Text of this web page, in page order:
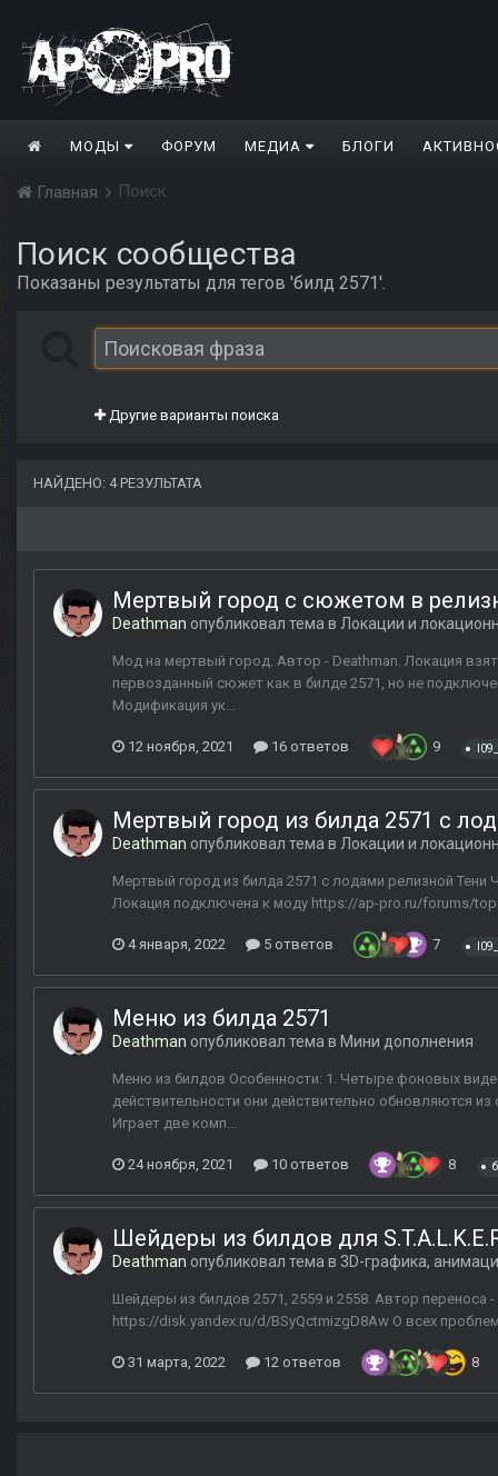
МОДЫ ФОРУМ МЕДИА БЛОГИ
Главная Поиск
Поиск сообщества
Показаны результаты для тегов 'билд 2571'.
Другие варианты поиска
НАЙДЕНО: 4 РЕЗУЛЬТАТА
Мертвый город с сюжетом в
Deathman опубликовал тема в Локации и
Мод на мертвый город. Автор - Deathman. Локация
первозданный сюжет как в билде 2571, но не
Модификация ук...
12 ноября, 2021 16 ответов 9
Мертвый город из билда 2571 с
Deathman опубликовал тема в Локации и
Мертвый город из билда 2571 с лодами релизной
Локация подключена к моду https://ap-pro.ru/forums/
4 января, 2022 5 ответов 7
Меню из билда 2571
Deathman опубликовал тема в Мини дополнения
Меню из билдов Особенности: 1. Четыре фоновых
действительности они действительно обновляются
Играет две комп...
24 ноября, 2021 10 ответов 8
Шейдеры из билдов для
Deathman опубликовал тема в 3D-графика,
Шейдеры из билдов 2571, 2559 и 2558. Автор переноса
https://disk.yandex.ru/d/BSyQctmizgD8Aw О всех
31 марта, 2022 12 ответов 8